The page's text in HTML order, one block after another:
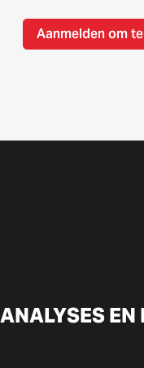
Aanmelden om
EN